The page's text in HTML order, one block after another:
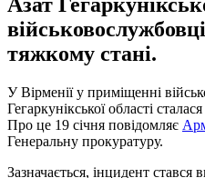
тяжкому стані.
У Вірменії у приміщенні
Гегаркунікської області
Про це 19 січня повідомляє
Генеральну прокуратуру.
Зазначається, інцидент стався